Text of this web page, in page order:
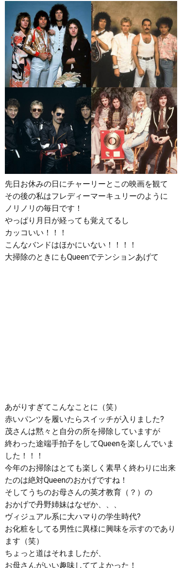
先日お休みの日にチャーリーとこの映画を観て
その後の私はフレディーマーキュリーのように
ノリノリの毎日です！
やっぱり月日が経っても覚えてるし
カッコいい！！！
こんなバンドはほかにいない！！！！
大掃除のときにもQueenでテンションあげて
あがりすぎてこんなことに（笑）
赤いパンツを履いたらスイッチが入りました?
茂さんは黙々と自分の所を掃除していますが
終わった途端手拍子をしてQueenを楽しんでいま
した！！！
今年のお掃除はとても楽しく素早く終わりに出来
たのは絶対Queenのおかげですね！
そしてうちのお母さんの英才教育（？）の
おかげで丹野姉妹はなぜか、、、
ヴィジュアル系に大ハマりの学生時代?
お化粧をしてる男性に異様に興味を示すのであり
ます（笑）
ちょっと道はそれましたが、
お母さんがいい趣味しててよかった！